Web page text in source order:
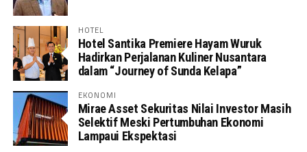
HOTEL
Hotel Santika Premiere Hayam Wuruk
Hadirkan Perjalanan Kuliner Nusantara
dalam “Journey of Sunda Kelapa”
EKONOMI
Mirae Asset Sekuritas Nilai Investor Masih
Selektif Meski Pertumbuhan Ekonomi
Lampaui Ekspektasi